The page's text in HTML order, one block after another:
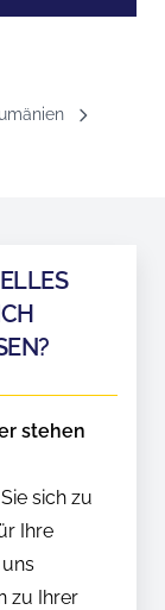
stehen
sich zu
Ihre
zu Ihrer